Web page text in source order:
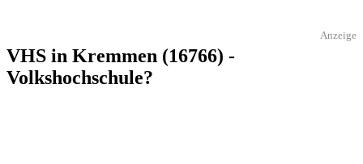
Anzeige
VHS in Kremmen (16766) -
Volkshochschule?